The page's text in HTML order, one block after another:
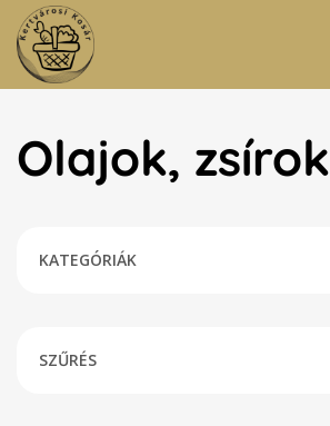
Olajok, zsírok
KATEGÓRIÁK
SZŰRÉS